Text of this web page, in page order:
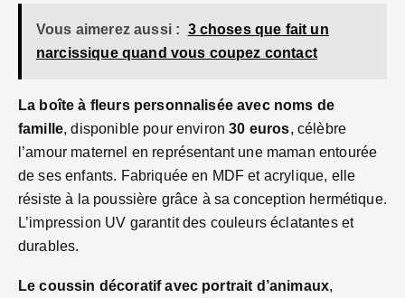
Vous aimerez aussi : 3 choses que fait un
narcissique quand vous coupez contact​
La boîte à fleurs personnalisée avec noms de
famille, disponible pour environ30 euros, célèbre
l’amour maternel en représentant une maman entourée
de ses enfants. Fabriquée en MDF et acrylique, elle
résiste à la poussière grâce à sa conception hermétique.
L’impression UV garantit des couleurs éclatantes et
durables.
Le coussin décoratif avec portrait d’animaux,